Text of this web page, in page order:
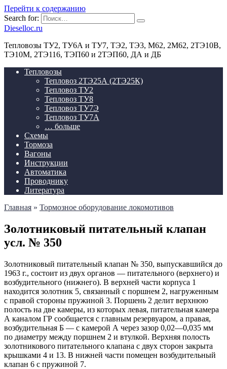
Перейти к содержанию
Search for:
Dieselloc.ru
Тепловозы ТУ2, ТУ6А и ТУ7, ТЭ2, ТЭ3, М62, 2М62, 2ТЭ10В,
ТЭ10М, 2ТЭ116, ТЭП60 и 2ТЭП60, ДА и ДБ
Тепловозы
Тепловоз 2ТЭ25А (2ТЭ25К)
Тепловоз ТУ2
Тепловоз ТУ8
Тепловоз ТУ7Э
Тепловоз ТУ7А
… больше
Схемы
Тормоза
Вагоны
Инструкции
Автоматика
Проводнику
Литература
Главная » Тормозное оборудование локомотивов
Золотниковый питательный клапан
уcл. № 350
Золотниковый питательный клапан № 350, выпускавшийся до
1963 г., состоит из двух органов — питательного (верхнего) и
возбудительного (нижнего). В верхней части корпуса 1
находится золотник 5, связанный с поршнем 2, нагруженным
с правой стороны пружиной 3. Поршень 2 делит верхнюю
полость на две камеры, из которых левая, питательная камера
А каналом ГР сообщается с главным резервуаром, а правая,
возбудительная Б — с камерой А через зазор 0,02—0,035 мм
по диаметру между поршнем 2 и втулкой. Верхняя полость
золотникового питательного клапана с двух сторон закрыта
крышками 4 и 13. В нижней части помещен возбудительный
клапан 6 с пружиной 7.